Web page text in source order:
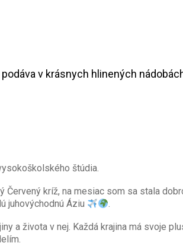
v krásnych hlinených
štúdia.
Červený kríž, na mesiac som sa stala
juhovýchodnú Áziu
.
a života v nej. Každá krajina má svoje